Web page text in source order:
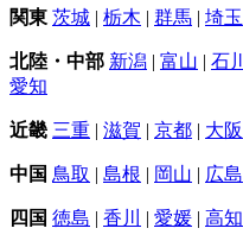
関東 茨城 | 栃木 | 群馬 | 埼玉
北陸・中部 新潟 | 富山 | 石川
愛知
近畿 三重 | 滋賀 | 京都 | 大阪
中国 鳥取 | 島根 | 岡山 | 広島
四国 徳島 | 香川 | 愛媛 | 高知